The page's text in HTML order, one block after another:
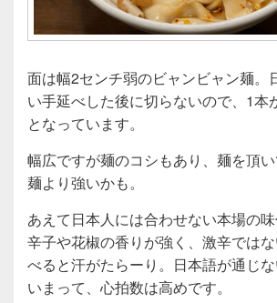
面は幅2センチ弱のビャンビャン麺。
い手延べした後に切らないので、1本
となっています。
幅広ですが麺のコシもあり、麺を頂
麺より強いかも。
あえて日本人には合わせない本場の
辛子や花椒の香りが強く、激辛では
べると汗がたらーり。日本語が通じ
いまって、心拍数は高めです。